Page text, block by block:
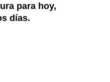
para hoy,
días.